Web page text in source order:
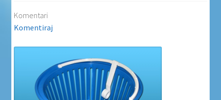
Proizvodi
Uvjeti poslovanja
Uvjeti poslovanja
Komentari
Komentiraj